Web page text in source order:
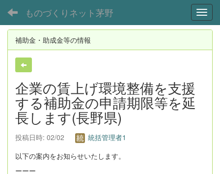
ものづくりネット茅野
補助金・助成金等の情報
企業の賃上げ環境整備を支援
する補助金の申請期限等を延
長します(長野県)
投稿日時: 02/02
統括管理者1
以下の案内をお知らせいたします。
ーーー